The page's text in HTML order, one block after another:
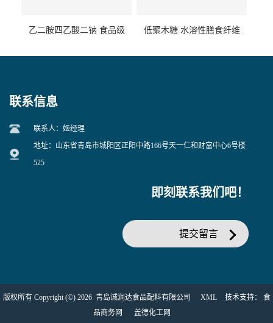
乙二胺四乙酸二钠 食品级
低聚木糖 水溶性膳食纤维
联系信息
联系人：姬经理
地址：山东省青岛市城阳区正阳中路166号天一仁和财富中心6号楼
525
即刻联系我们吧！
提交留言
版权所有 Copyright (©) 2026 青岛诚润达食品配料有限公司 XML 技术支持： 食
品商务网
盖德化工网